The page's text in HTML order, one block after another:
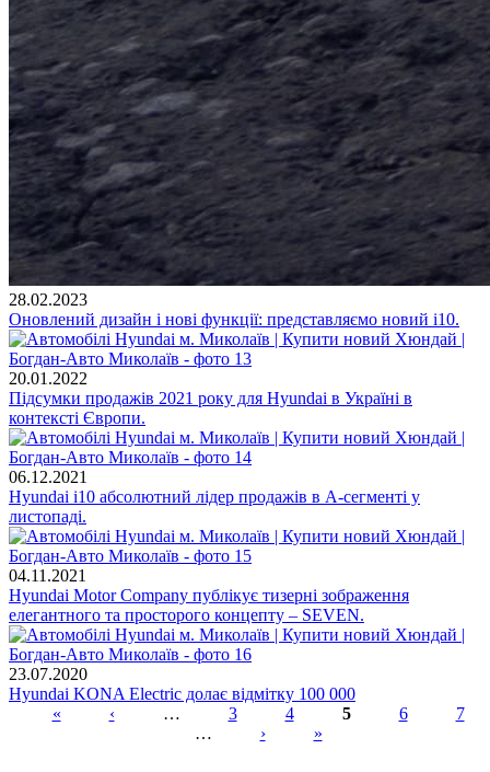
28.02.2023
Оновлений дизайн і нові функції: представляємо новий i10.
20.01.2022
Підсумки продажів 2021 року для Hyundai в Україні в
контексті Європи.
06.12.2021
Hyundai i10 абсолютний лідер продажів в A-сегменті у
листопаді.
04.11.2021
Hyundai Motor Company публікує тизерні зображення
елегантного та просторого концепту – SEVEN.
23.07.2020
Hyundai KONA Electric долає відмітку 100 000
« ‹ … 3 4 5 6
7
…
› »